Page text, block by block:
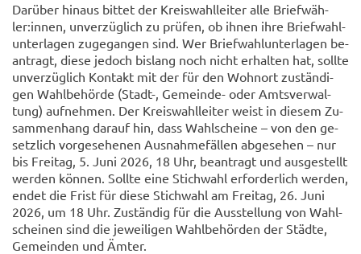
Dar­über hin­aus bit­tet der Kreis­wahl­lei­ter alle Brief­wäh­
ler:innen, un­ver­züg­lich zu prü­fen, ob ihnen ihre Brief­wahl­
un­ter­la­gen zu­ge­gan­gen sind. Wer Brief­wahl­un­ter­la­gen be­
an­tragt, diese je­doch bis­lang noch nicht er­hal­ten hat, soll­te
un­ver­züg­lich Kon­takt mit der für den Wohn­ort zu­stän­di­
gen Wahl­be­hör­de (Stadt-​, Gemeinde-​ oder Amts­ver­wal­
tung) auf­neh­men. Der Kreis­wahl­lei­ter weist in die­sem Zu­
sam­men­hang dar­auf hin, dass Wahl­schei­ne – von den ge­
setz­lich vor­ge­se­he­nen Aus­nah­me­fäl­len ab­ge­se­hen – nur
bis Frei­tag, 5. Juni 2026, 18 Uhr, be­an­tragt und aus­ge­stellt
wer­den kön­nen. Soll­te eine Stich­wahl er­for­der­lich wer­den,
endet die Frist für diese Stich­wahl am Frei­tag, 26. Juni
2026, um 18 Uhr. Zu­stän­dig für die Aus­stel­lung von Wahl­
schei­nen sind die je­wei­li­gen Wahl­be­hör­den der Städ­te,
Ge­mein­den und Ämter.